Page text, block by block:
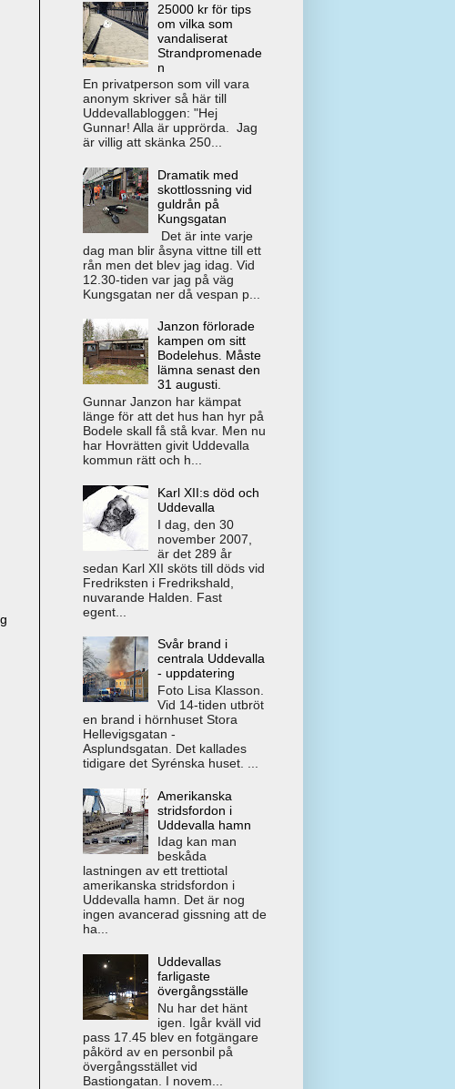
25000 kr för tips
om vilka som
vandaliserat
Strandpromenade
n
En privatperson som vill vara
anonym skriver så här till
Uddevallabloggen: "Hej
Gunnar! Alla är upprörda. Jag
är villig att skänka 250...
Dramatik med
skottlossning vid
guldrån på
Kungsgatan
Det är inte varje
dag man blir åsyna vittne till ett
rån men det blev jag idag. Vid
12.30-tiden var jag på väg
Kungsgatan ner då vespan p...
Janzon förlorade
kampen om sitt
Bodelehus. Måste
lämna senast den
31 augusti.
Gunnar Janzon har kämpat
länge för att det hus han hyr på
Bodele skall få stå kvar. Men nu
har Hovrätten givit Uddevalla
kommun rätt och h...
Karl XII:s död och
Uddevalla
I dag, den 30
november 2007,
är det 289 år
sedan Karl XII sköts till döds vid
Fredriksten i Fredrikshald,
nuvarande Halden. Fast
egent...
Svår brand i
centrala Uddevalla
- uppdatering
Foto Lisa Klasson.
Vid 14-tiden utbröt
en brand i hörnhuset Stora
Hellevigsgatan -
Asplundsgatan. Det kallades
tidigare det Syrénska huset. ...
Amerikanska
stridsfordon i
Uddevalla hamn
Idag kan man
beskåda
lastningen av ett trettiotal
amerikanska stridsfordon i
Uddevalla hamn. Det är nog
ingen avancerad gissning att de
ha...
Uddevallas
farligaste
övergångsställe
Nu har det hänt
igen. Igår kväll vid
pass 17.45 blev en fotgängare
påkörd av en personbil på
övergångsstället vid
Bastiongatan. I novem...